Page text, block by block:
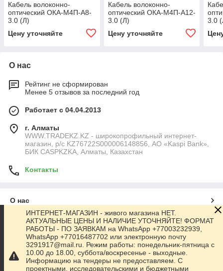
Кабель волоконно-
оптический ОКА-М4П-А8-
3.0 (Л)
Цену уточняйте
Кабель волоконно-
оптический ОКА-М4П-А12-
3.0 (Л)
Цену уточняйте
3.0
О нас
Рейтинг не сформирован
Менее 5 отзывов за последний год
Работает с 04.04.2013
г. Алматы
WWW.TRADEKZ.KZ - широкопрофильный интернет-
магазин, р/с KZ76722S000006148856, АО «Kaspi Bank»,
БИК CASPKZKA, Алматы, Казахстан
Контакты
О нас
Контакты
Доставка и оплата
ИНТЕРНЕТ-МАГАЗИН - живого магазина НЕТ.
АКТУАЛЬНЫЕ ЦЕНЫ И НАЛИЧИЕ УТОЧНЯЙТЕ! ФОРМАТ
РАБОТЫ - ПО ЗАЯВКАМ на WhatsApp +77003232939,
WhatsApp +77016487702 или электронную почту
3291917@mail.ru. Режим работы: понедельник-пятница с
10.00 до 18.00, суббота/воскресенье - выходные.
Информацию на тендеры не предоставляем. С
проектными, исследовательскими и бюджетными